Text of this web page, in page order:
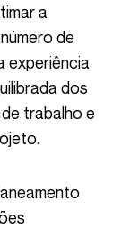
a
de
experiência
dos
trabalho e